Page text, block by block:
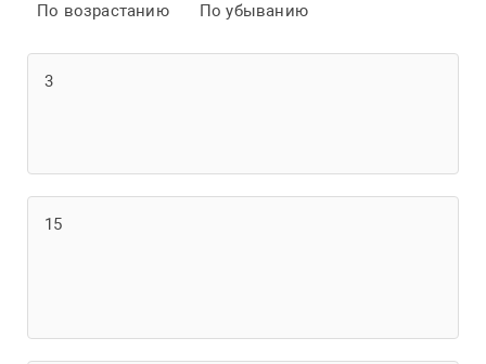
По возрастанию По убыванию
3
15